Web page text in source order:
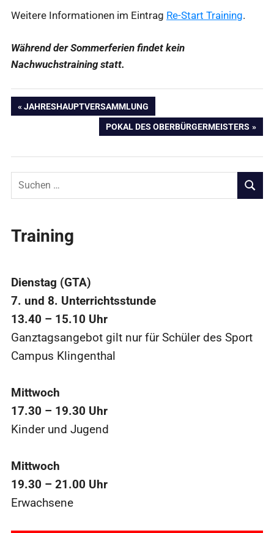
Weitere Informationen im Eintrag Re-Start Training.
Während der Sommerferien findet kein
Nachwuchstraining statt.
Beitragsnavigation
VORHERIGER
JAHRESHAUPTVERSAMMLUNG
NÄCHSTER
POKAL DES OBERBÜRGERMEISTERS
nach:
Training
Dienstag (GTA)
7. und 8. Unterrichtsstunde
13.40 – 15.10 Uhr
Ganztagsangebot gilt nur für Schüler des Sport
Campus Klingenthal
Mittwoch
17.30 – 19.30 Uhr
Kinder und Jugend
Mittwoch
19.30 – 21.00 Uhr
Erwachsene